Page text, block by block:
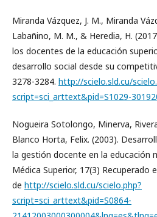
Miranda Vázquez, J. M., Miranda
Labañino, M. M., & Heredia, H.
los docentes de la educación
desarrollo social desde su
3278-3284. http://scielo.sld.cu/
script=sci_arttext&pid=S1029-
Nogueira Sotolongo, Minerva,
Blanco Horta, Felix. (2003).
la gestión docente en la educación
Médica Superior, 17(3) Recuperado
de http://scielo.sld.cu/scielo.php?
script=sci_arttext&pid=S0864-